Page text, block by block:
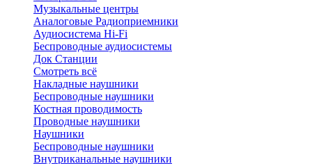
Музыкальные центры
Аналоговые Радиоприемники
Аудиосистема Hi-Fi
Беспроводные аудиосистемы
Док Станции
Смотреть всё
Накладные наушники
Беспроводные наушники
Костная проводимость
Проводные наушники
Наушники
Беспроводные наушники
Внутриканальные наушники